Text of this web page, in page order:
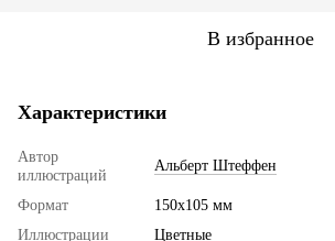
В избранное
Характеристики
Автор
иллюстраций
Альберт Штеффен
Формат
150х105 мм
Иллюстрации
Цветные